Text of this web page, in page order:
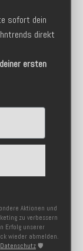
sofort dein
direkt
ersten
Aktionen und
zu verbessern
Erfolg unserer
wieder abmelden.
Datenschutz 🛡️